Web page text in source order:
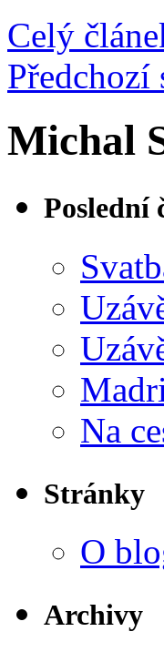
Celý
Předchozí
Michal
Poslední
Na
Stránky
O
Archivy